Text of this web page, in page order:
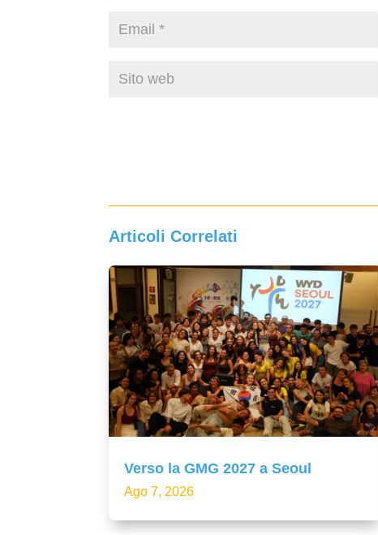
Articoli Correlati
Verso la GMG 2027 a Seoul
Ago 7, 2026